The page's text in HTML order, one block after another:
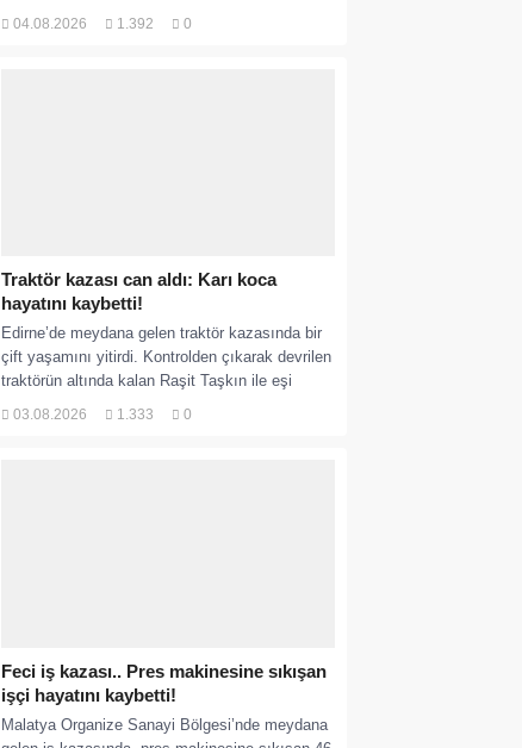
04.08.2026 1.392 0
Traktör kazası can aldı: Karı koca
hayatını kaybetti!
Edirne’de meydana gelen traktör kazasında bir
çift yaşamını yitirdi. Kontrolden çıkarak devrilen
traktörün altında kalan Raşit Taşkın ile eşi
Fatma...
03.08.2026 1.333 0
Feci iş kazası.. Pres makinesine sıkışan
işçi hayatını kaybetti!
Malatya Organize Sanayi Bölgesi’nde meydana